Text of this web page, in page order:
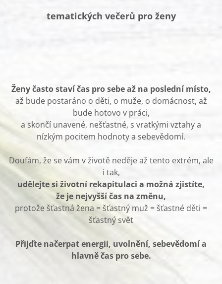
tematických večerů pro ženy
Ženy často staví čas pro sebe až na poslední místo,
až bude postaráno o děti, o muže, o domácnost, až
bude hotovo v práci,
a skončí unavené, nešťastné, s vratkými vztahy a
nízkým pocitem hodnoty a sebevědomí.
Doufám, že se vám v životě neděje až tento extrém, ale
i tak,
udělejte si životní rekapitulaci a možná zjistíte,
že je nejvyšší čas na změnu,
protože šťastná žena = šťastný muž = šťastné děti =
šťastný svět
Přijďte načerpat energii, uvolnění, sebevědomí a
hlavně čas pro sebe.